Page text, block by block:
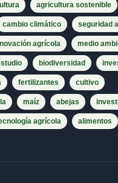
agricultura sostenible
cambio climático seguridad
agrícola medio
biodiversidad
fertilizantes cultivo
maíz abejas
agrícola alimentos